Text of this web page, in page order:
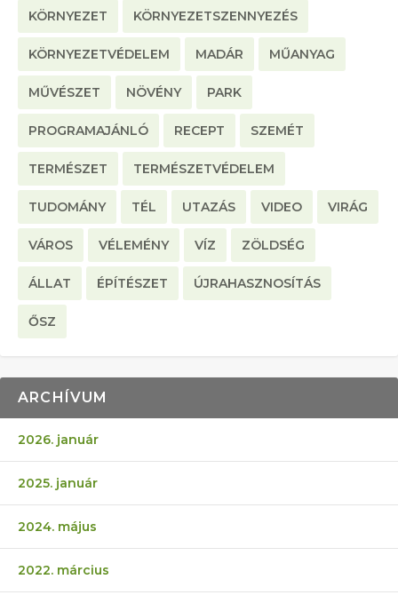
KÖRNYEZET KÖRNYEZETSZENNYEZÉS
KÖRNYEZETVÉDELEM MADÁR MŰANYAG
MŰVÉSZET NÖVÉNY PARK
PROGRAMAJÁNLÓ RECEPT SZEMÉT
TERMÉSZET TERMÉSZETVÉDELEM
TUDOMÁNY TÉL UTAZÁS VIDEO VIRÁG
VÁROS VÉLEMÉNY VÍZ ZÖLDSÉG
ÁLLAT ÉPÍTÉSZET ÚJRAHASZNOSÍTÁS
ŐSZ
ARCHÍVUM
2026. január
2025. január
2024. május
2022. március